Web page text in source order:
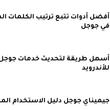
أفضل أدوات تتبع ترتيب الكلمات
في جوجل
أسهل طريقة لتحديث خدمات جوجل
للأندرويد
جيميناي جوجل دليل الاستخدام